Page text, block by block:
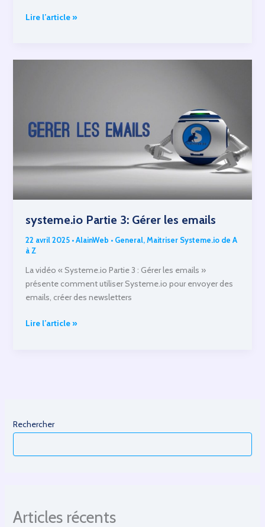
Systeme.io Introduction
des
Lire l’article »
systeme.io Partie 3: Gérer les emails
22 avril 2025 •AlainWeb • General,Maitriser Systeme.io de A
à Z
La vidéo « Systeme.io Partie 3 : Gérer les emails »
présente comment utiliser Systeme.io pour envoyer des
emails, créer des newsletters
systeme.io
Lire l’article »
Rechercher
Articles récents